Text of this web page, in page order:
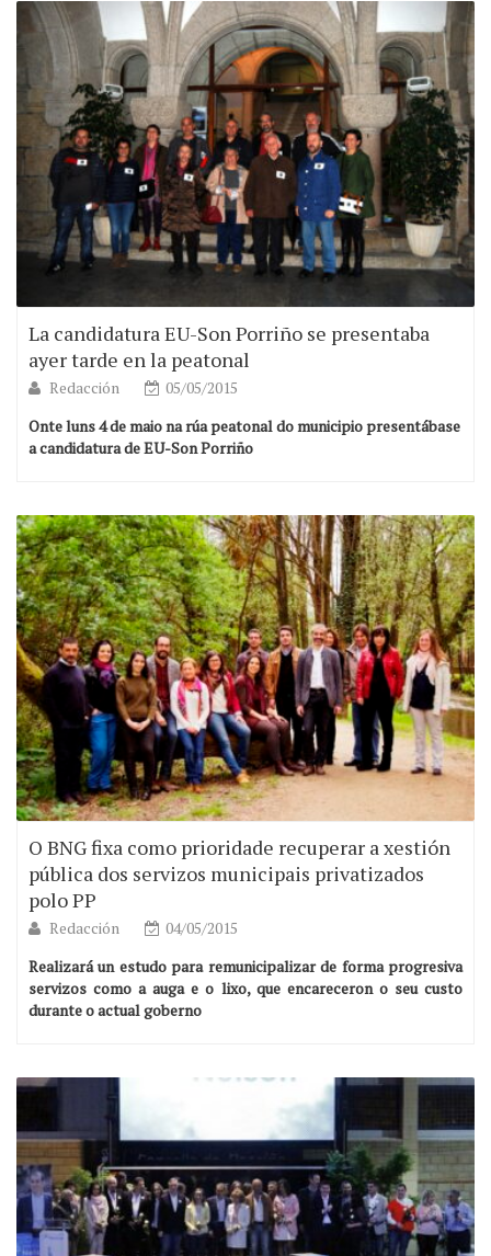
La candidatura EU-Son Porriño se presentaba
ayer tarde en la peatonal
Redacción
05/05/2015
Onte luns 4 de maio na rúa peatonal do municipio presentábase
a candidatura de EU-Son Porriño
O BNG fixa como prioridade recuperar a xestión
pública dos servizos municipais privatizados
polo PP
Redacción
04/05/2015
Realizará un estudo para remunicipalizar de forma progresiva
servizos como a auga e o lixo, que encareceron o seu custo
durante o actual goberno